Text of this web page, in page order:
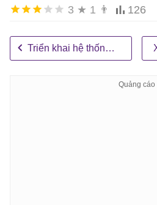
3 ★ 1 👨 126
Triển khai hệ thống multi-agent trong thế giới thực